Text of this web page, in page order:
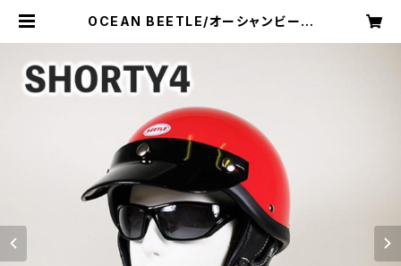
OCEAN BEETLE/オーシャンビート
ット/ジェッペル/HALF HELMET
| kurokawa96